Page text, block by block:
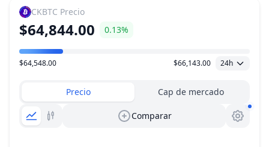
CKBTC Precio
$64,844.00 0.13%
Rango de precio
$64,548.00 $66,143.00 24h
Precio Cap de mercado
Comparar